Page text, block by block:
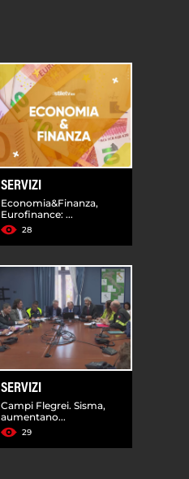
SERVIZI
Economia&Finanza,
Eurofinance: ...
28
SERVIZI
Campi Flegrei. Sisma,
aumentano...
29